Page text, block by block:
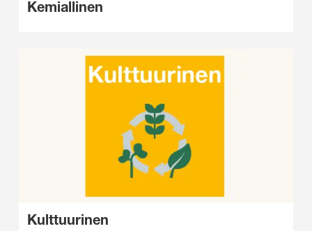
Kemiallinen
Kulttuurinen